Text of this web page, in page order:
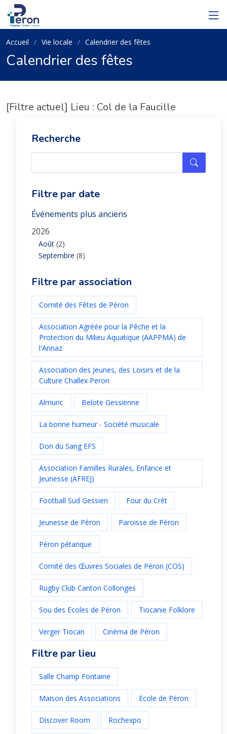
Accueil Vie locale Calendrier des fêtes
Calendrier des fêtes
[Filtre actuel] Lieu : Col de la Faucille
Recherche
Filtre par date
Événements plus anciens
2026
Août (2)
Septembre (8)
Filtre par association
Comité des Fêtes de Péron
Association Agréée pour la Pêche et la
Protection du Milieu Aquatique (AAPPMA) de
l'Annaz
Association des Jeunes, des Loisirs et de la
Culture Challex Peron
Almuric Belote Gessienne
La bonne humeur - Société musicale
Don du Sang EFS
Association Familles Rurales, Enfance et
Jeunesse (AFREJ)
Football Sud Gessien Four du Crêt
Jeunesse de Péron Paroisse de Péron
Péron pétanque
Comité des Œuvres Sociales de Péron (COS)
Rugby Club Canton Collonges
Sou des Ecoles de Péron Tiocanie Folklore
Verger Tiocan Cinéma de Péron
Filtre par lieu
Salle Champ Fontaine
Maison des Associations Ecole de Péron
Discover Room Rochexpo